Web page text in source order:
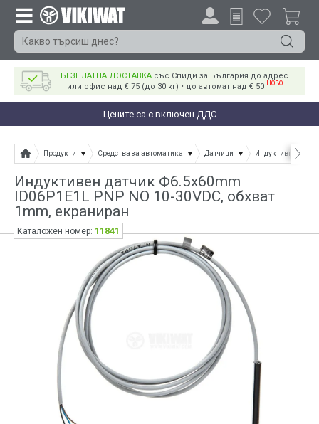
БЕЗПЛАТНА ДОСТАВКА със Спиди за България до адрес
или офис над € 75 (до 30 кг) • до автомат над € 50 НОВО
Цените са с включен ДДС
Продукти Средства за автоматика Датчици Индуктивни
Индуктивен датчик Ф6.5x60mm
ID06P1Е1L PNP NO 10-30VDC, обхват
1mm, екраниран
Каталожен номер: 11841